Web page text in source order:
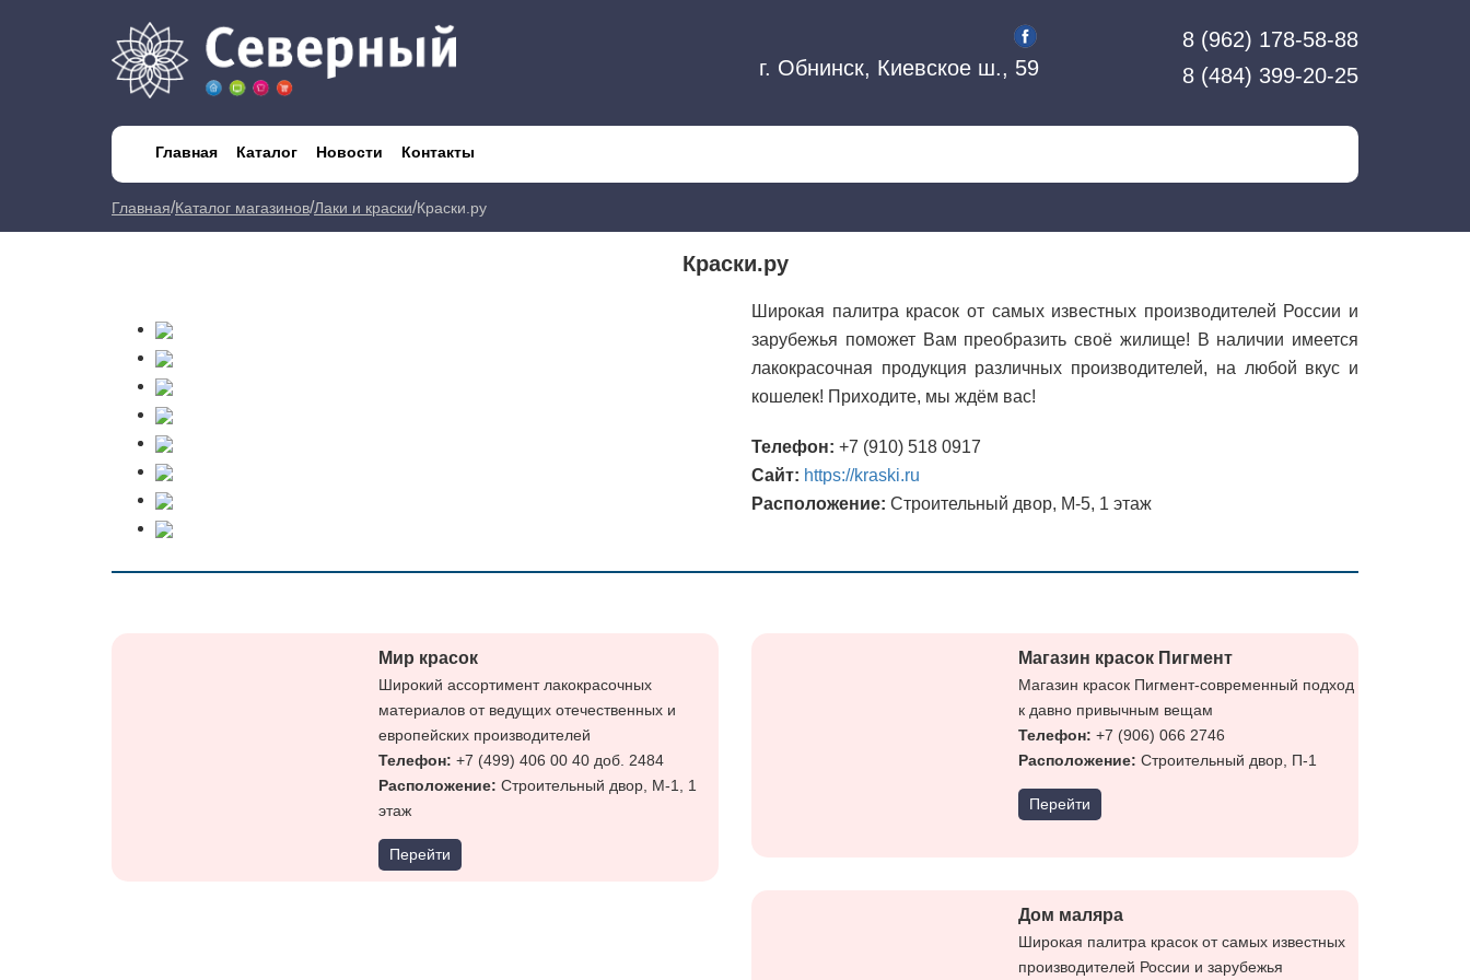
г. Обнинск, Киевское ш., 59
8 (962) 178-58-88
8 (484) 399-20-25
Главная Каталог Новости Контакты
Главная/Каталог магазинов/Лаки и краски/Краски.ру
Краски.ру
Широкая палитра красок от самых известных производителей России и
зарубежья поможет Вам преобразить своё жилище! В наличии имеется
лакокрасочная продукция различных производителей, на любой вкус и
кошелек! Приходите, мы ждём вас!
Телефон: +7 (910) 518 0917
Сайт: https://kraski.ru
Расположение: Строительный двор, М-5, 1 этаж
Мир красок
Широкий ассортимент лакокрасочных
материалов от ведущих отечественных и
европейских производителей
Телефон: +7 (499) 406 00 40 доб. 2484
Расположение: Строительный двор, М-1, 1
этаж
Перейти
Магазин красок Пигмент
Магазин красок Пигмент-современный подход
к давно привычным вещам
Телефон: +7 (906) 066 2746
Расположение: Строительный двор, П-1
Перейти
Дом маляра
Широкая палитра красок от самых известных
производителей России и зарубежья